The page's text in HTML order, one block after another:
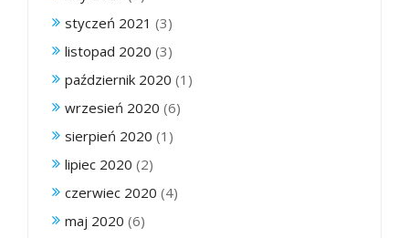
styczeń 2021 (3)
listopad 2020 (3)
październik 2020 (1)
wrzesień 2020 (6)
sierpień 2020 (1)
lipiec 2020 (2)
czerwiec 2020 (4)
maj 2020 (6)